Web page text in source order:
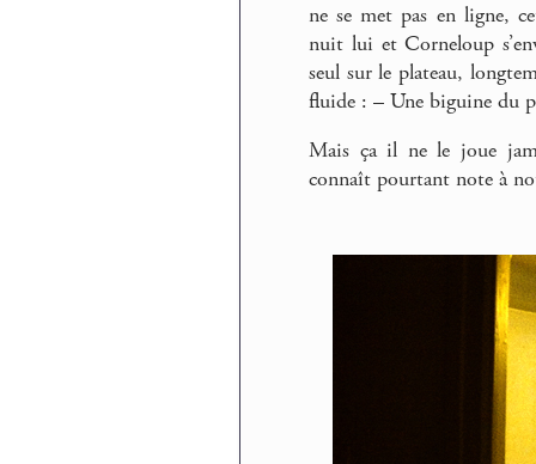
ne se met pas en ligne,
nuit lui et Corneloup
seul sur le plateau,
fluide : – Une biguine du
Mais ça il ne le joue
connaît pourtant note à